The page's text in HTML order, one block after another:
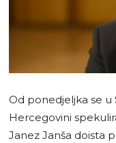
Od ponedjeljka se u
Hercegovini
Janez Janša doista